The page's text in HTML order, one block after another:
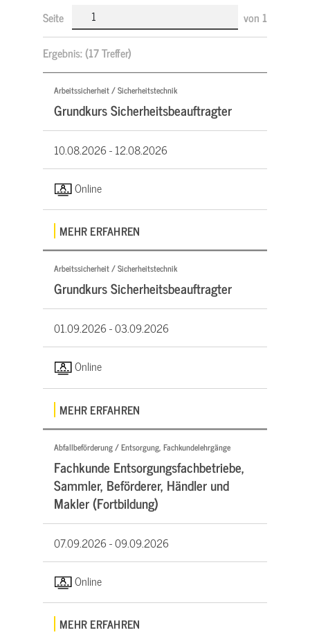
Seite von 1
Ergebnis:(17 Treffer)
Arbeitssicherheit / Sicherheitstechnik
Grundkurs Sicherheitsbeauftragter
10.08.2026 -12.08.2026
Online
MEHR ERFAHREN
Arbeitssicherheit / Sicherheitstechnik
Grundkurs Sicherheitsbeauftragter
01.09.2026 -03.09.2026
Online
MEHR ERFAHREN
Abfallbeförderung / Entsorgung, Fachkundelehrgänge
Fachkunde Entsorgungsfachbetriebe,
Sammler, Beförderer, Händler und
Makler (Fortbildung)
07.09.2026 -09.09.2026
Online
MEHR ERFAHREN